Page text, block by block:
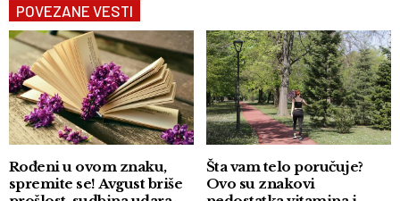
POVEZANE VESTI
Rođeni u ovom znaku,
spremite se! Avgust briše
Šta vam telo poručuje?
Ovo su znakovi